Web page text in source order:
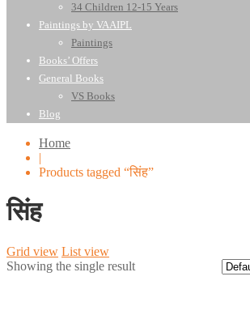
34 Children 12-15 Years
Paintings by VAAIPL
Paintings
Books’ Offers
General Books
VS Books
Blog
Home
|
Products tagged “सिंह”
सिंह
Grid view List view
Showing the single result